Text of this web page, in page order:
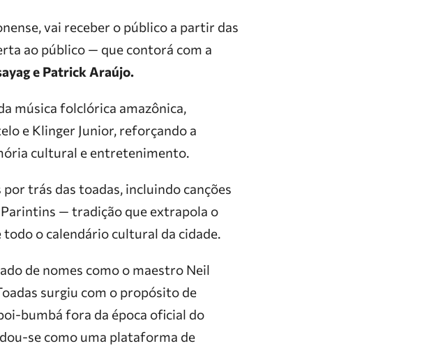
vai receber o público a partir das
ao público — que contorá com a
e Patrick Araújo.
música folclórica amazônica,
e Klinger Junior, reforçando a
cultural e entretenimento.
trás das toadas, incluindo canções
— tradição que extrapola o
o calendário cultural da cidade.
de nomes como o maestro Neil
surgiu com o propósito de
bumbá fora da época oficial do
se como uma plataforma de